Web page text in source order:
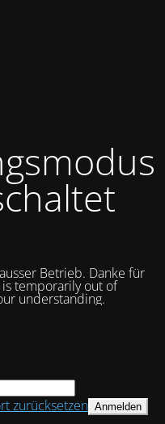
Betrieb. Danke für
temporarily out of
understanding.
zurücksetzen